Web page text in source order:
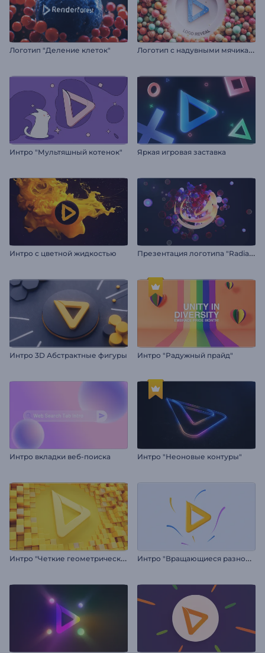
Логотип "Деление клеток" Л
оготип с надувными мячиками
Интро "Мультяшный котенок" Яркая игровая заставка
Интро с цветной жидкостью П
резентация логотипа "Radiant Forms"
Интро 3D Абстрактные фигуры Интро "Радужный прайд"
Интро вкладки веб-поиска Интро "Неоновые контуры"
И
нтро "Четкие геометрические фигуры" И
нтро "Вращающиеся разноцветные линии"